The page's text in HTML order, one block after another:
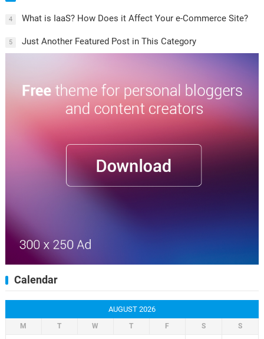
4 What is IaaS? How Does it Affect Your e-Commerce Site?
5 Just Another Featured Post in This Category
Calendar
AUGUST 2026
M T W T F S S